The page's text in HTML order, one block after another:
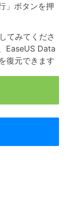
」ボタンを押
てみてくださ
EaseUS Data
復元できます